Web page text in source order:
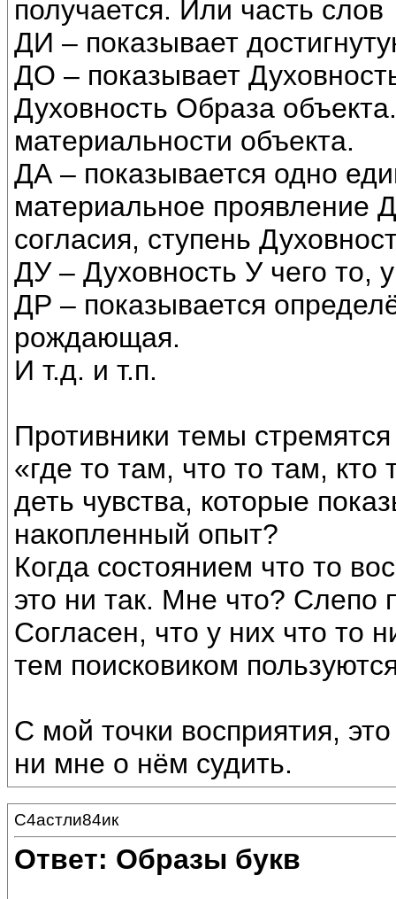
получается. Или часть слов
ДИ – показывает
ДО – показывает
Духовность Образа
материальности объекта.
ДА – показывается одно
материальное проявление
согласия, ступень
ДУ – Духовность У чего то,
ДР – показывается
рождающая.
И т.д. и т.п.
Противники темы
«где то там, что то там, кто
деть чувства, которые
накопленный опыт?
Когда состоянием что то
это ни так. Мне что? Слепо
Согласен, что у них что то
тем поисковиком
С мой точки восприятия,
ни мне о нём судить.
С4астли84ик
Ответ: Образы букв